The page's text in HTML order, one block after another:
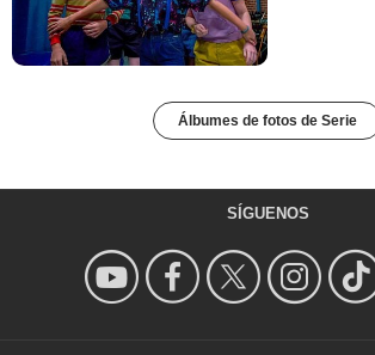
Álbumes de fotos de Serie
SÍGUENOS